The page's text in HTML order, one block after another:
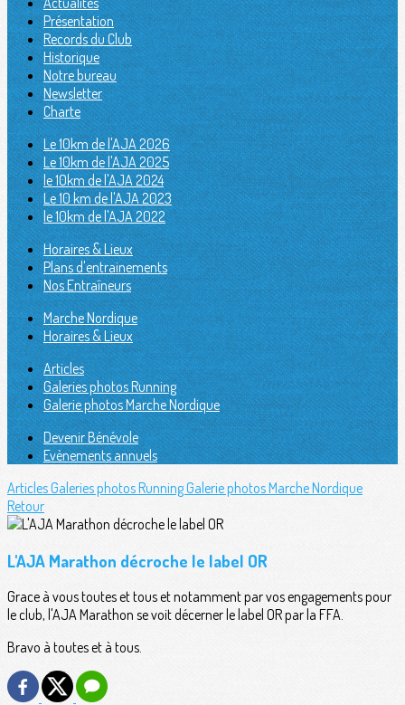
Présentation
Records du Club
Historique
Notre bureau
Newsletter
Charte
Le 10km de l'AJA 2026
Le 10km de l'AJA 2025
le 10km de l'AJA 2024
Le 10 km de l'AJA 2023
le 10km de l'AJA 2022
Horaires & Lieux
Plans d'entrainements
Nos Entraîneurs
Marche Nordique
Horaires & Lieux
Articles
Galeries photos Running
Galerie photos Marche Nordique
Devenir Bénévole
Evènements annuels
ArticlesGaleries photos RunningGalerie photos Marche Nordique
Retour
L'AJA Marathon décroche le label OR
Grace à vous toutes et tous et notamment par vos engagements pour
le club, l'AJA Marathon se voit décerner le label OR par la FFA.
Bravo à toutes et à tous.